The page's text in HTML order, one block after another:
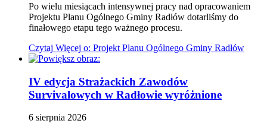
Po wielu miesiącach intensywnej pracy nad opracowaniem
Projektu Planu Ogólnego Gminy Radłów dotarliśmy do
finałowego etapu tego ważnego procesu.
Czytaj Więcej o: Projekt Planu Ogólnego Gminy Radłów
IV edycja Strażackich Zawodów
Survivalowych w Radłowie wyróżnione
6 sierpnia 2026